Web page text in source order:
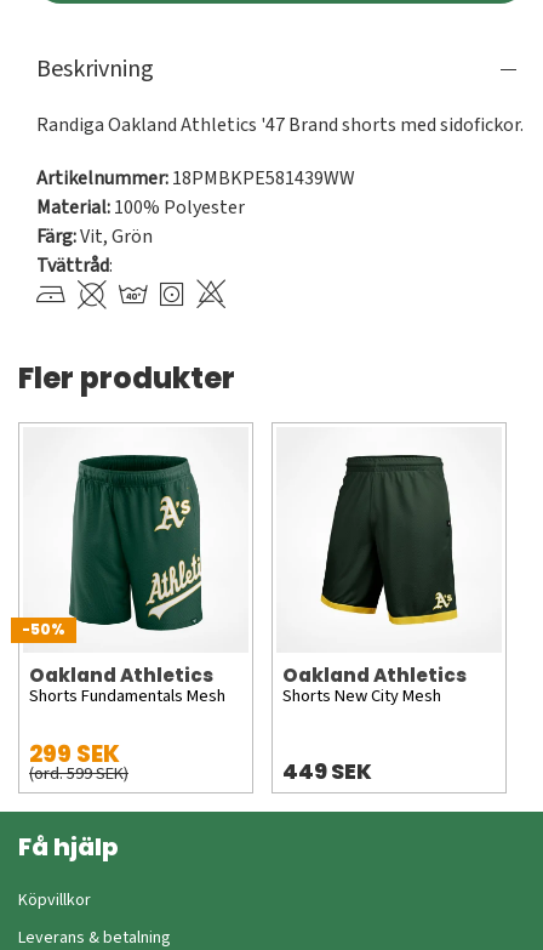
Beskrivning
Randiga Oakland Athletics '47 Brand shorts med sidofickor.
Artikelnummer:18PMBKPE581439WW
Material:100% Polyester
Färg:Vit,Grön
Tvättråd:
Fler produkter
-50%
Oakland Athletics
Shorts Fundamentals Mesh
299 SEK
(ord. 599 SEK)
Oakland Athletics
Shorts New City Mesh
449 SEK
Få hjälp
Köpvillkor
Leverans & betalning